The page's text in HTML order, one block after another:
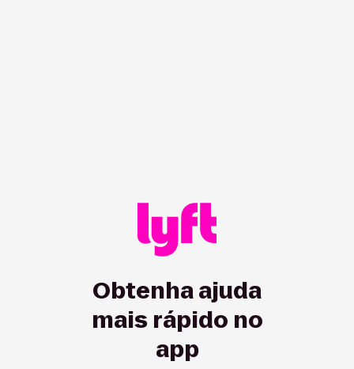
Obtenha ajuda
mais rápido no
app